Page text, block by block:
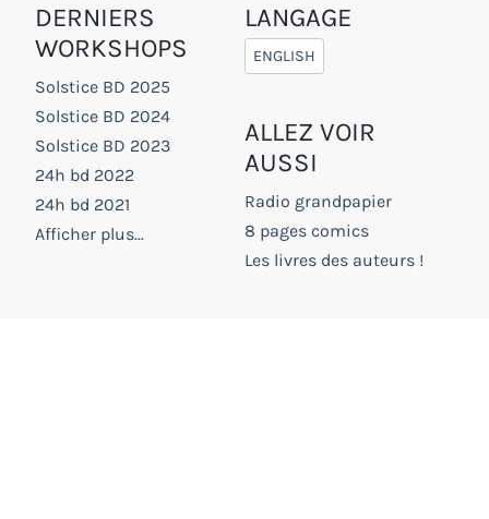
DERNIERS
WORKSHOPS
Solstice BD 2025
Solstice BD 2024
Solstice BD 2023
24h bd 2022
24h bd 2021
Afficher plus...
LANGAGE
ENGLISH
ALLEZ VOIR
AUSSI
Radio grandpapier
8 pages comics
Les livres des auteurs !